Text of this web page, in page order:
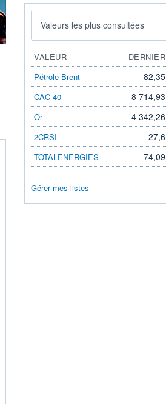
Valeurs les plus consultées
VALEUR DERNIER
Pétrole Brent
82,35
CAC 40 8 714,93
Or 4 342,26
2CRSI 27,6
TOTALENERGIES 74,09
Gérer mes listes